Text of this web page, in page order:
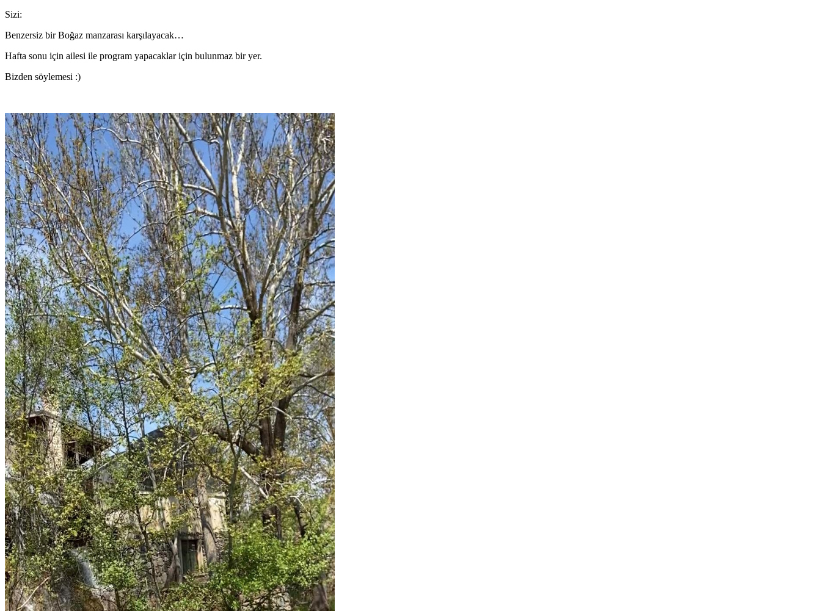
Sizi:
Benzersiz bir Boğaz manzarası karşılayacak…
Hafta sonu için ailesi ile program yapacaklar için bulunmaz bir yer.
Bizden söylemesi :)